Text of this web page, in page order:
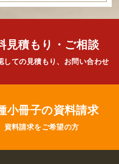
見積もり・ご相談
しての見積もり、お問い合わせ
小冊子の資料請求
資料請求をご希望の方